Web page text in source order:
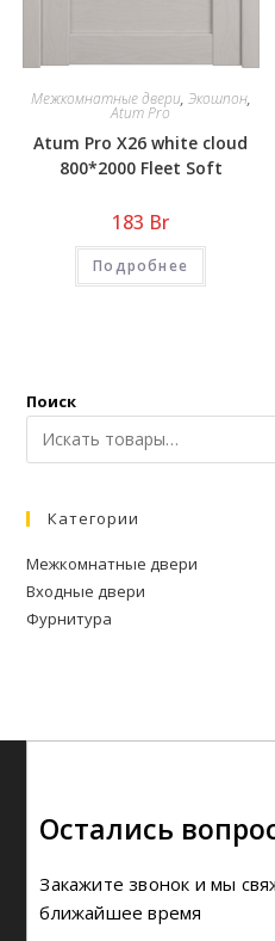
Межкомнатные двери, Экошпон,
Atum Pro
Atum Pro Х26 white cloud
800*2000 Fleet Soft
183 Br
Подробнее
Поиск
Категории
Межкомнатные двери
Входные двери
Фурнитура
Остались
Закажите звонок и мы
ближайшее время